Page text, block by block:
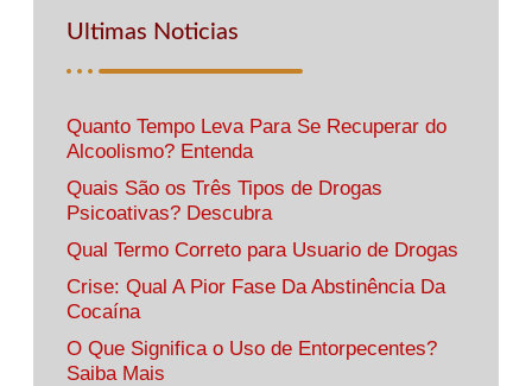
Ultimas Noticias
Quanto Tempo Leva Para Se Recuperar do
Alcoolismo? Entenda
Quais São os Três Tipos de Drogas
Psicoativas? Descubra
Qual Termo Correto para Usuario de Drogas
Crise: Qual A Pior Fase Da Abstinência Da
Cocaína
O Que Significa o Uso de Entorpecentes?
Saiba Mais